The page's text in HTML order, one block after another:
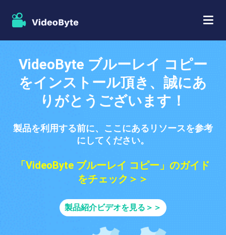
BD/DVDソフト
BD-DVD リッピング
DVD コピー
DVD リッピング
ブルーレイプレイヤー
ブルーレイコピー
ストア
人気記事
サポート
VideoByte ブルーレイ コピー
をインストール頂き、誠にあ
りがとうございます！
製品を利用する前に、ここにあるリソースを参考
にしてください。
「VideoByte ブルーレイ コピー」のガイド
をチェック＞＞
製品紹介ビデオを見る＞＞